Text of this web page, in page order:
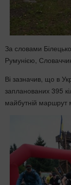
За словами
Румунією,
Ві зазначив, що в
запланованих 395
майбутній